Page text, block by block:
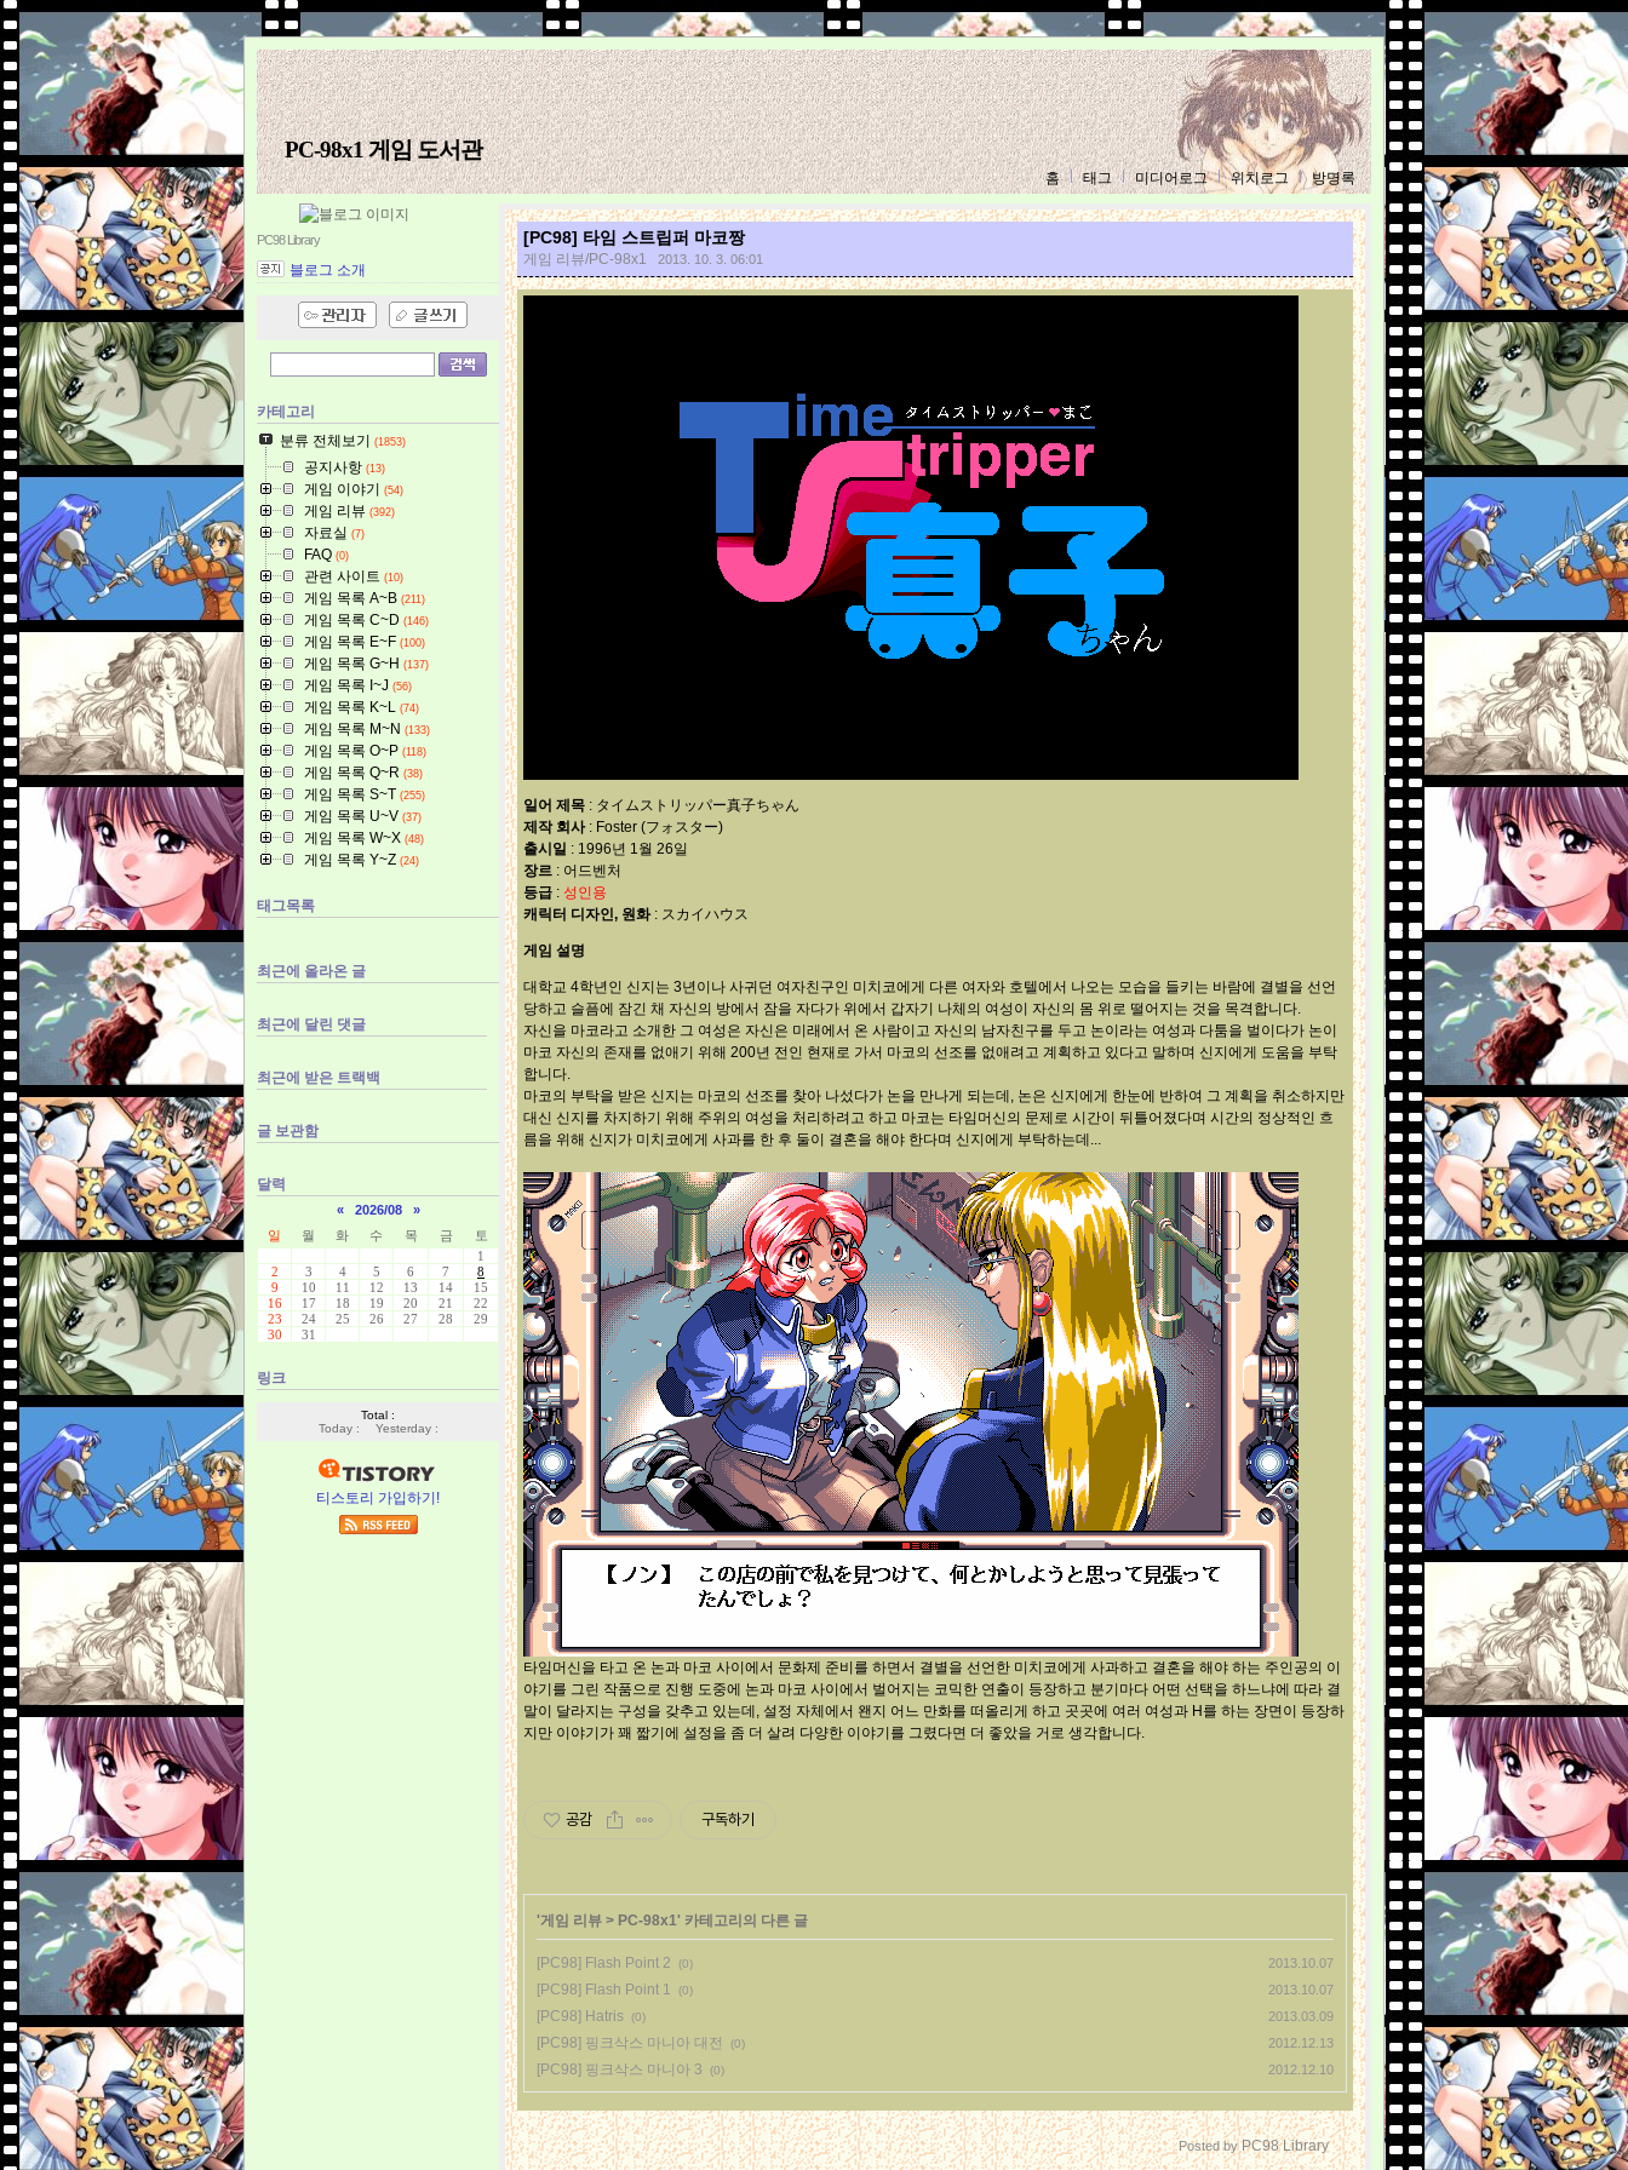
PC-98x1 게임 도서관
홈 태그 미디어로그 위치로그 방명록
PC98 Library
블로그 소개
카테고리
분류 전체보기
(1853)
공지사항 (13)
게임 이야기 (54)
게임 리뷰 (392)
자료실 (7)
FAQ (0)
관련 사이트 (10)
게임 목록 A~B (211)
게임 목록 C~D (146)
게임 목록 E~F (100)
게임 목록 G~H (137)
게임 목록 I~J (56)
게임 목록 K~L (74)
게임 목록 M~N (133)
게임 목록 O~P (118)
게임 목록 Q~R (38)
게임 목록 S~T (255)
게임 목록 U~V (37)
게임 목록 W~X (48)
게임 목록 Y~Z (24)
태그목록
최근에 올라온 글
최근에 달린 댓글
최근에 받은 트랙백
글 보관함
달력
« 2026/08
»
일
월 화 수 목 금
토
1
2
3 4 5 6 7
8
9
10 11 12 13 14
15
16
17 18 19 20 21
22
23
24 25 26 27 28
29
30
31
링크
Total :
Today :
Yesterday :
티스토리 가입하기!
[PC98] 타임 스트립퍼 마코짱
게임 리뷰/PC-98x1 2013. 10. 3. 06:01
일어 제목 : タイムストリッパー真子ちゃん
제작 회사: Foster (フォスター)
출시일 : 1996년 1월 26일
장르 : 어드벤처
등급 : 성인용
캐릭터 디자인, 원화: スカイハウス
게임 설명
대학교 4학년인 신지는 3년이나 사귀던 여자친구인 미치코에게 다른 여자와 호텔에서 나오는 모습을 들키는 바람에 결별을 선언
당하고 슬픔에 잠긴 채 자신의 방에서 잠을 자다가 위에서 갑자기 나체의 여성이 자신의 몸 위로 떨어지는 것을 목격합니다.
자신을 마코라고 소개한 그 여성은 자신은 미래에서 온 사람이고 자신의 남자친구를 두고 논이라는 여성과 다툼을 벌이다가 논이
마코 자신의 존재를 없애기 위해 200년 전인 현재로 가서 마코의 선조를 없애려고 계획하고 있다고 말하며 신지에게 도움을 부탁
합니다.
마코의 부탁을 받은 신지는 마코의 선조를 찾아 나섰다가 논을 만나게 되는데, 논은 신지에게 한눈에 반하여 그 계획을 취소하지만
대신 신지를 차지하기 위해 주위의 여성을 처리하려고 하고 마코는 타임머신의 문제로 시간이 뒤틀어졌다며 시간의 정상적인 흐
름을 위해 신지가 미치코에게 사과를 한 후 둘이 결혼을 해야 한다며 신지에게 부탁하는데...
타임머신을 타고 온 논과 마코 사이에서 문화제 준비를 하면서 결별을 선언한 미치코에게 사과하고 결혼을 해야 하는 주인공의 이
야기를 그린 작품으로 진행 도중에 논과 마코 사이에서 벌어지는 코믹한 연출이 등장하고 분기마다 어떤 선택을 하느냐에 따라 결
말이 달라지는 구성을 갖추고 있는데, 설정 자체에서 왠지 어느 만화를 떠올리게 하고 곳곳에 여러 여성과 H를 하는 장면이 등장하
지만 이야기가 꽤 짧기에 설정을 좀 더 살려 다양한 이야기를 그렸다면 더 좋았을 거로 생각합니다.
공감 구독하기
'게임 리뷰 > PC-98x1' 카테고리의 다른 글
[PC98] Flash Point 2 (0) 2013.10.07
[PC98] Flash Point 1 (0) 2013.10.07
[PC98] Hatris (0) 2013.03.09
[PC98] 핑크삭스 마니아 대전 (0) 2012.12.13
[PC98] 핑크삭스 마니아 3 (0) 2012.12.10
Posted byPC98 Library